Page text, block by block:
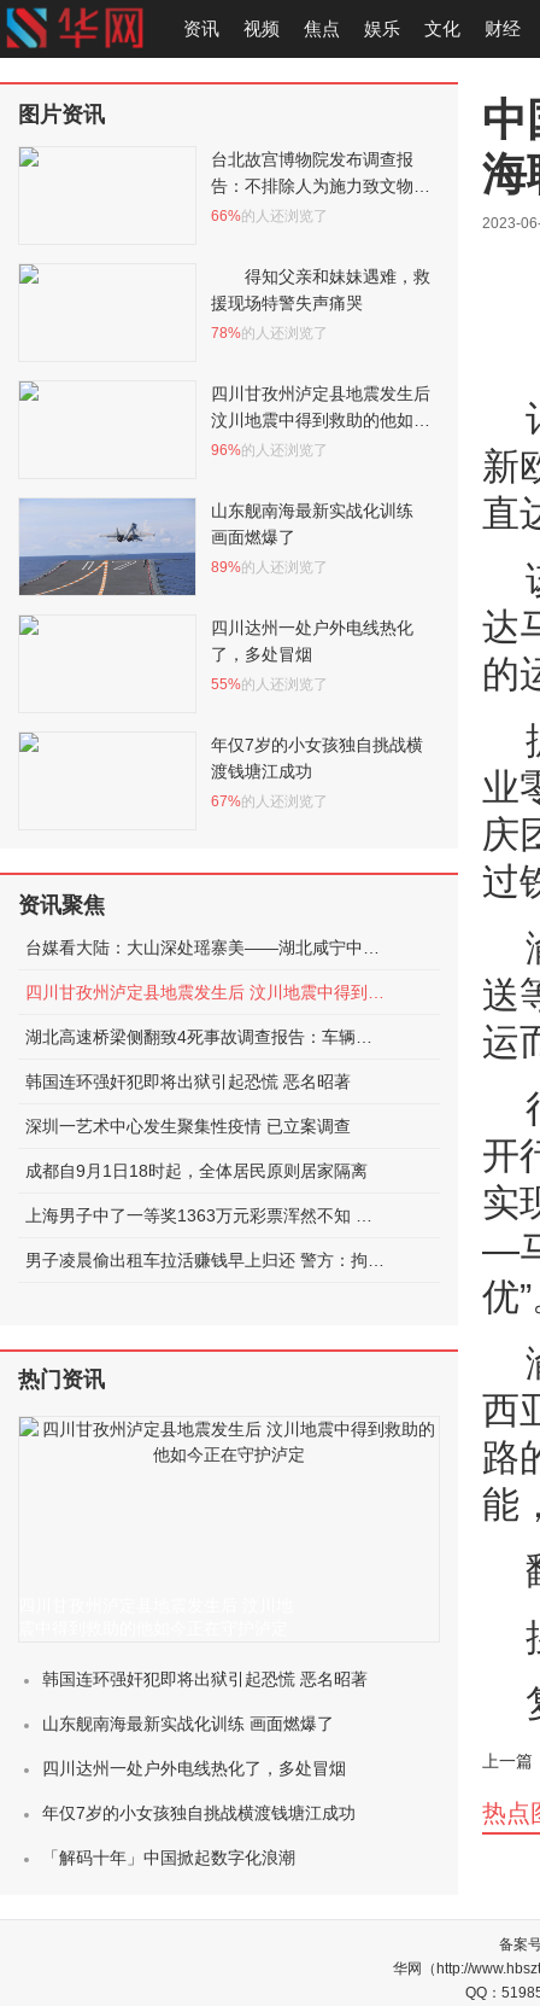
资讯 视频 焦点 娱乐 文化 财经
中
海
2023-
新
直
达
的
业
庆
过
送
运
开
实
—
优
西
路
能
上一篇
图片资讯
台北故宫博物院发布调查报
告：不排除人为施力致文物破
裂
66%的人还浏览了
得知父亲和妹妹遇难，救
援现场特警失声痛哭
78%的人还浏览了
四川甘孜州泸定县地震发生后
汶川地震中得到救助的他如今
正在守护泸定
96%的人还浏览了
山东舰南海最新实战化训练
画面燃爆了
89%的人还浏览了
四川达州一处户外电线热化
了，多处冒烟
55%的人还浏览了
年仅7岁的小女孩独自挑战横
渡钱塘江成功
67%的人还浏览了
资讯聚焦
韩国连环强奸犯即将出狱引起恐慌 恶名昭著
深圳一艺术中心发生聚集性疫情 已立案调查
成都自9月1日18时起，全体居民原则居家隔离
热门资讯
韩国连环强奸犯即将出狱引起恐慌 恶名昭著
山东舰南海最新实战化训练 画面燃爆了
四川达州一处户外电线热化了，多处冒烟
年仅7岁的小女孩独自挑战横渡钱塘江成功
「解码十年」中国掀起数字化浪潮
热点
备案
华网（http://
QQ：